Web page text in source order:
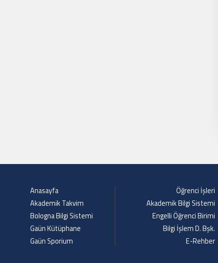
Anasayfa
Akademik Takvim
Bologna Bilgi Sistemi
Gaün Kütüphane
Gaün Sporium
Öğrenci İşleri
Akademik Bilgi Sistemi
Engelli Öğrenci Birimi
Bilgi İşlem D. Bşk.
E-Rehber